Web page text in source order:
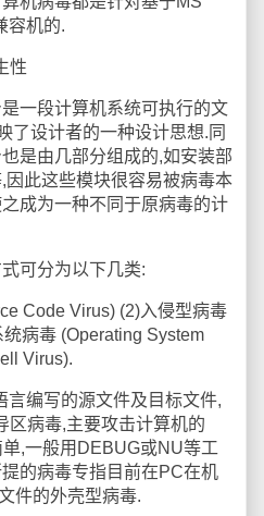
容机的.
性
段计算机系统可执行的文
了设计者的一种设计思想.同
是由几部分组成的,如安装部
因此这些模块很容易被病毒本
成为一种不同于原病毒的计
分为以下几类:
Code Virus) (2)入侵型病毒
病毒 (Operating System
Virus).
编写的源文件及目标文件,
区病毒,主要攻击计算机的
,一般用DEBUG或NU等工
的病毒专指目前在PC在机
件的外壳型病毒.